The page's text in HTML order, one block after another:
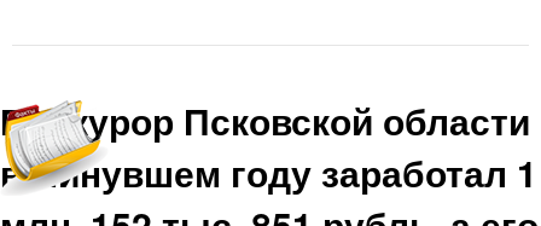
Прокурор Псковской области
в минувшем году заработал 1